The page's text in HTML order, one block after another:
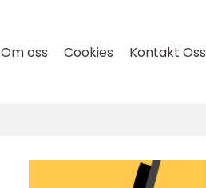
Om oss Cookies Kontakt Oss